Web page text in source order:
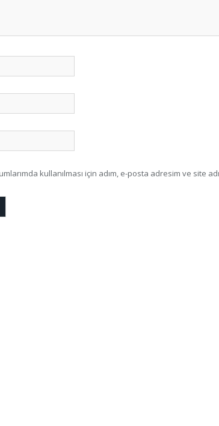
kullanılması için adım, e-posta adresim ve site